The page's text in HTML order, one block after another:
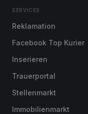
SERVICES
Reklamation
Facebook Top Kurier
Inserieren
Trauerportal
Stellenmarkt
Immobilienmarkt